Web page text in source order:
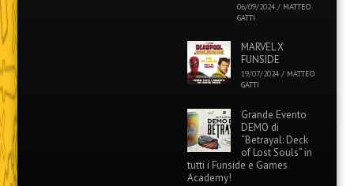
06/09/2024 / MATTEO
GATTI
MARVEL X
FUNSIDE
19/07/2024 / MATTEO
GATTI
Grande Evento
DEMO di
“Betrayal: Deck
of Lost Souls” in
tutti i Funside e Games
Academy!